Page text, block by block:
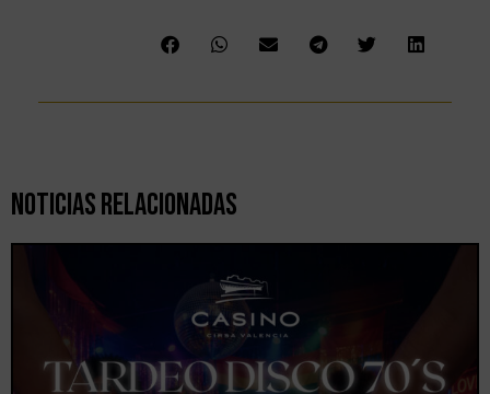
Noticias Relacionadas